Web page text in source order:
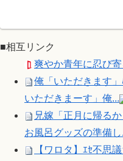
■相互リンク
爽やか青年に忍び
俺「いただきます
いただきまーす」俺...
兄嫁「正月に帰る
お風呂グッズの準備し
【ワロタ】ｴｾ不思